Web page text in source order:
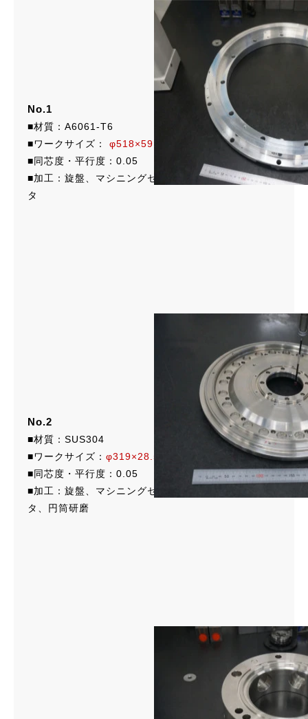
No.1
■材質：A6061-T6
■ワークサイズ： φ518×59.3
■同芯度・平行度：0.05
■加工：旋盤、マシニングセンタ、横マシニングセン
タ
No.2
■材質：SUS304
■ワークサイズ： φ319×28.5
■同芯度・平行度：0.05
■加工：旋盤、マシニングセンタ、横マシニングセン
タ、円筒研磨